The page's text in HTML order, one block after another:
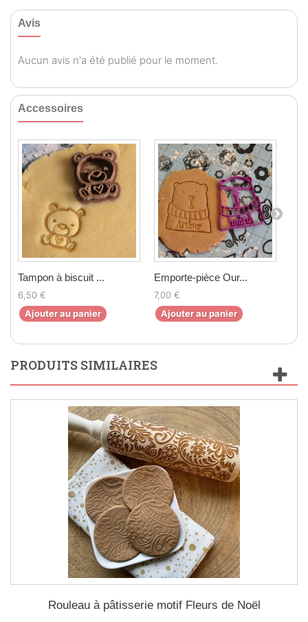
Avis
Aucun avis n'a été publié pour le moment.
Accessoires
Tampon à biscuit ...
6,50 €
Ajouter au panier
Emporte-pièce Our...
7,00 €
Ajouter au panier
PRODUITS SIMILAIRES
Rouleau à pâtisserie motif Fleurs de Noël